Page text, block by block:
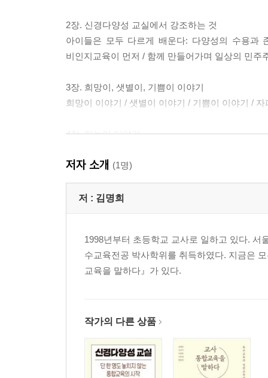
2장. 신경다양성 교실에서 강조하는 것
아이들은 모두 다르게 배운다: 다양성의 수용과
비인지교육이 먼저 / 함께 만들어가며 일상의 민
3장. 희망이, 샛별이, 기쁨이 이야기
희망이 이야기 / 샛별이 이야기 / 기쁨이 이야기 /
4장. 하늘이 이야기
5장. 바다 이야기
바다 이야기 / 경계선 지능 아이들과 함께하는 신
나오며
참고문헌
저자 소개 (1명)
저 : 김명희
1998년부터 초등학교 교사로 일하고 있다.
수교육전공 박사학위를 취득하였다. 지금은
교육을 말하다』가 있다.
작가의 다른 상품